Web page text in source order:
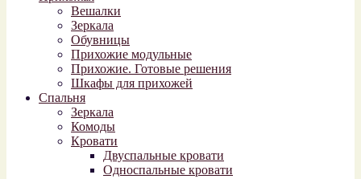
Вешалки
Зеркала
Обувницы
Прихожие модульные
Прихожие. Готовые решения
Шкафы для прихожей
Спальня
Зеркала
Комоды
Кровати
Двуспальные кровати
Односпальные кровати